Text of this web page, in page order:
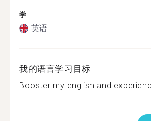
学
英语
我的语言学习目标
Booster my english and